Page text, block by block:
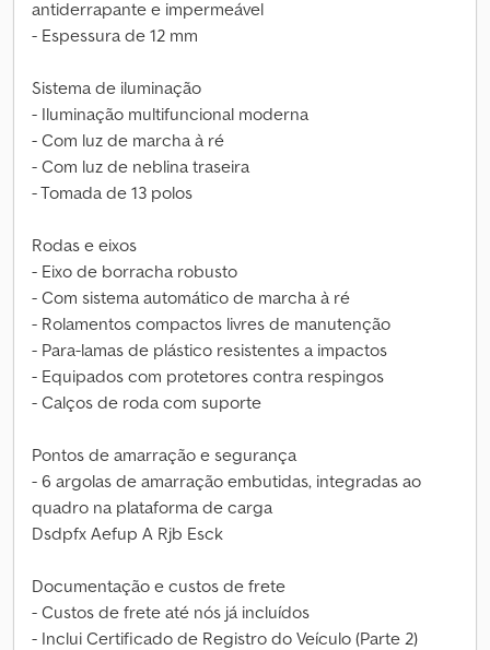
antiderrapante e impermeável
- Espessura de 12 mm
Sistema de iluminação
- Iluminação multifuncional moderna
- Com luz de marcha à ré
- Com luz de neblina traseira
- Tomada de 13 polos
Rodas e eixos
- Eixo de borracha robusto
- Com sistema automático de marcha à ré
- Rolamentos compactos livres de manutenção
- Para-lamas de plástico resistentes a impactos
- Equipados com protetores contra respingos
- Calços de roda com suporte
Pontos de amarração e segurança
- 6 argolas de amarração embutidas, integradas ao
quadro na plataforma de carga
Dsdpfx Aefup A Rjb Esck
Documentação e custos de frete
- Custos de frete até nós já incluídos
- Inclui Certificado de Registro do Veículo (Parte 2)